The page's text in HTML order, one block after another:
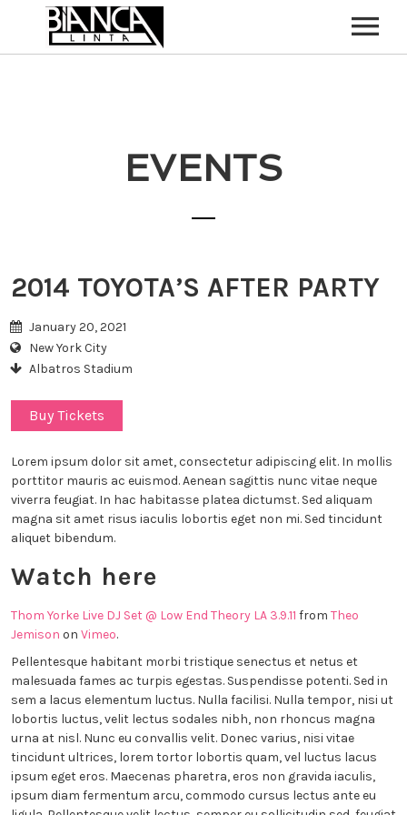
CONTACT
EVENTS
2014 TOYOTA’S AFTER PARTY
January 20, 2021
New York City
Albatros Stadium
Buy Tickets
Lorem ipsum dolor sit amet, consectetur adipiscing elit. In mollis
porttitor mauris ac euismod. Aenean sagittis nunc vitae neque
viverra feugiat. In hac habitasse platea dictumst. Sed aliquam
magna sit amet risus iaculis lobortis eget non mi. Sed tincidunt
aliquet bibendum.
Watch here
Thom Yorke Live DJ Set @ Low End Theory LA 3.9.11 from Theo
Jemison on Vimeo.
Pellentesque habitant morbi tristique senectus et netus et
malesuada fames ac turpis egestas. Suspendisse potenti. Sed in
sem a lacus elementum luctus. Nulla facilisi. Nulla tempor, nisi ut
lobortis luctus, velit lectus sodales nibh, non rhoncus magna
urna at nisl. Nunc eu convallis velit. Donec varius, nisi vitae
tincidunt ultrices, lorem tortor lobortis quam, vel luctus lacus
ipsum eget eros. Maecenas pharetra, eros non gravida iaculis,
ipsum diam fermentum arcu, commodo cursus lectus ante eu